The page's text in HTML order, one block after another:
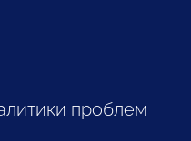
проблем